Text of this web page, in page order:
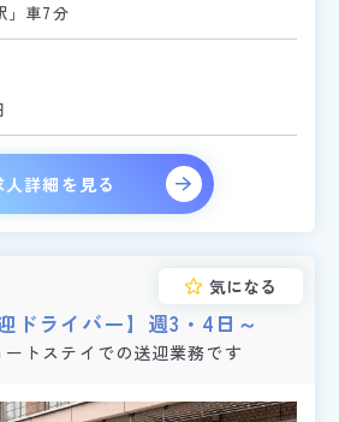
」車7分
人詳細を見る
ドライバー】週3・4日～
トステイでの送迎業務です
気になる